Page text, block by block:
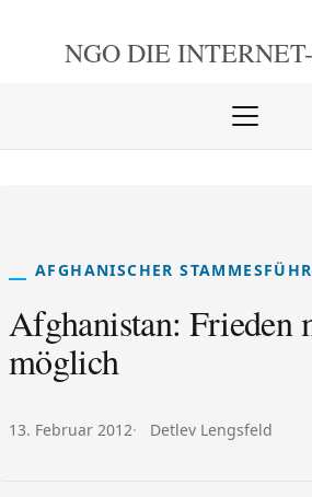
NGO DIE
Menü
AFGHANISCHER
Afghanistan: Frieden
möglich
Veröffentlicht am:
13. Februar 2012 Autor:
Detlev Lengsfeld